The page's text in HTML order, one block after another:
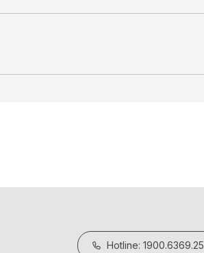
Hotline: 1900.6369.25